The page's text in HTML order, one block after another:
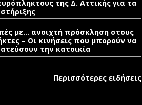
της Δ. Αττικής για τα
με… ανοιχτή πρόσκληση στους
– Οι κινήσεις που μπορούν να
την κατοικία
Περισσότερες ειδήσεις